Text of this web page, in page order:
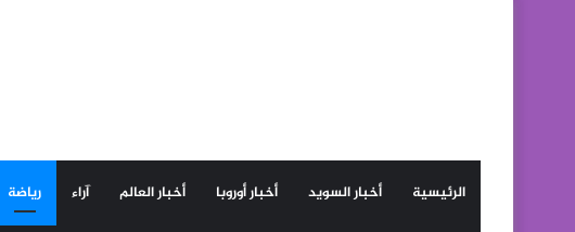
الرئيسية أخبار السويد أخبار أوروبا أخبار العالم آراء رياضة